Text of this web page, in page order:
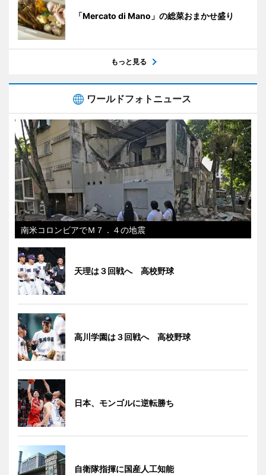
「Mercato di Mano」の総菜おまかせ盛り
もっと見る
ワールドフォトニュース
南米コロンビアでＭ７．４の地震
天理は３回戦へ 高校野球
高川学園は３回戦へ 高校野球
日本、モンゴルに逆転勝ち
自衛隊指揮に国産人工知能